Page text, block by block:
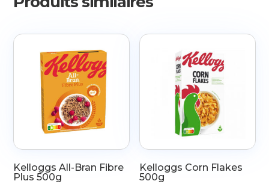
Kelloggs All-Bran Fibre
Plus 500g
Kelloggs Corn Flakes
500g